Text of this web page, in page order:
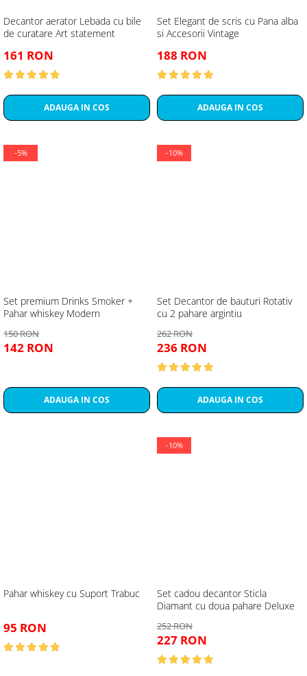
Decantor aerator Lebada cu bile
de curatare Art statement
161 RON
ADAUGA IN COS
Set Elegant de scris cu Pana alba
si Accesorii Vintage
188 RON
ADAUGA IN COS
-5%
Set premium Drinks Smoker +
Pahar whiskey Modern
150 RON
142 RON
ADAUGA IN COS
-10%
Set Decantor de bauturi Rotativ
cu 2 pahare argintiu
262 RON
236 RON
ADAUGA IN COS
Pahar whiskey cu Suport Trabuc
95 RON
-10%
Set cadou decantor Sticla
Diamant cu doua pahare Deluxe
252 RON
227 RON